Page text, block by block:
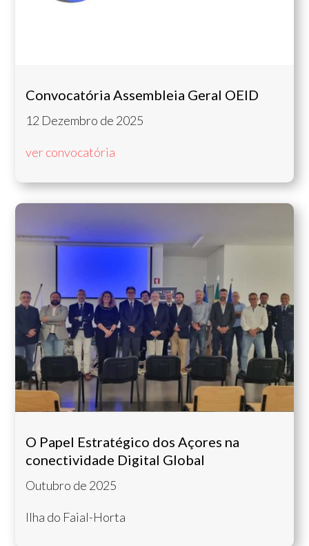
Convocatória Assembleia Geral OEID
12 Dezembro de 2025
ver convocatória
O Papel Estratégico dos Açores na
conectividade Digital Global
Outubro de 2025
Ilha do Faial-Horta